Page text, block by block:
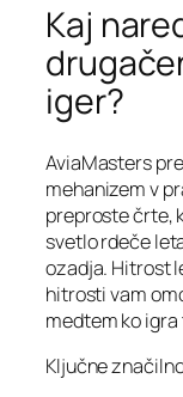
Kaj
iger?
AviaMasters
mehanizem v
preproste črte,
svetlo rdeče
ozadja. Hitrost
hitrosti vam
medtem ko
Ključne